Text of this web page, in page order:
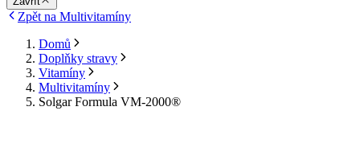
Zpět na Multivitamíny
Domů
Doplňky stravy
Vitamíny
Multivitamíny
Solgar Formula VM-2000®